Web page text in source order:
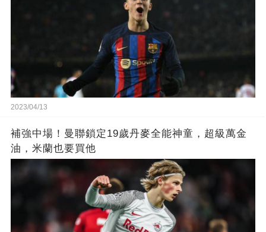
2023/04/13
補強中場！曼聯鎖定19歲丹麥全能神童，超級萬金
油，米蘭也要買他